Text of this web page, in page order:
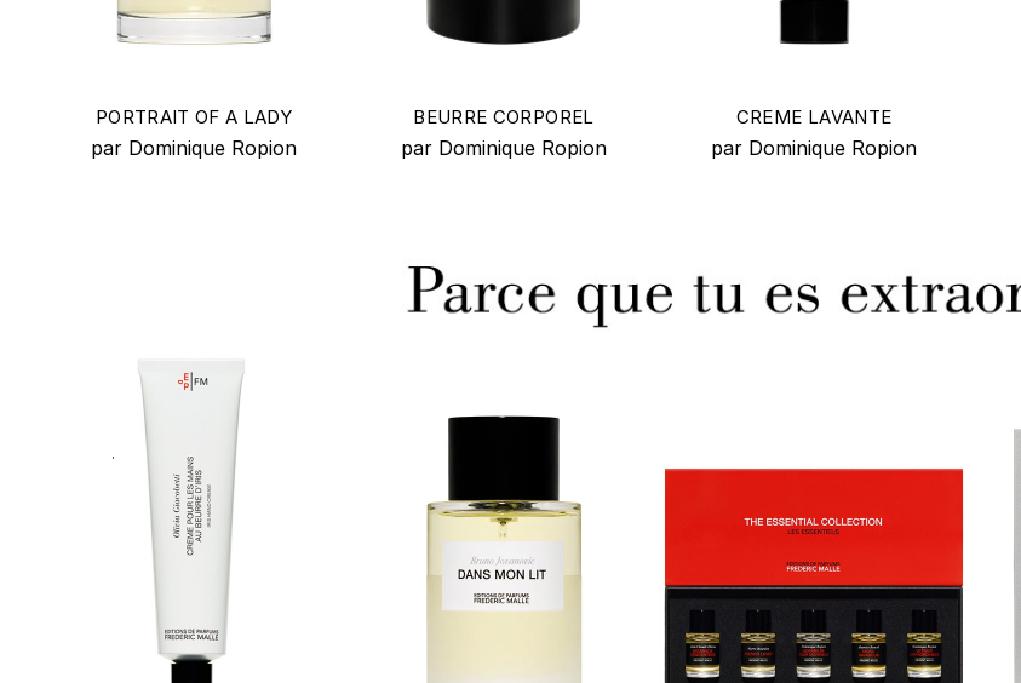
PORTRAIT OF A LADY
par Dominique Ropion
BEURRE CORPOREL
par Dominique Ropion
CREME LAVANTE
par Dominique Ropion